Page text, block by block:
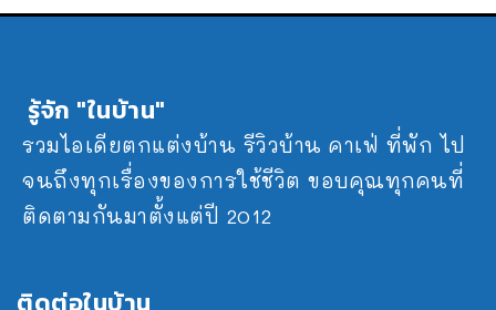
รู้จัก "ในบ้าน"
รวมไอเดียตกแต่งบ้าน รีวิวบ้าน คาเฟ่ ที่พัก ไป
จนถึงทุกเรื่องของการใช้ชีวิต ขอบคุณทุกคนที่
ติดตามกันมาตั้งแต่ปี 2012